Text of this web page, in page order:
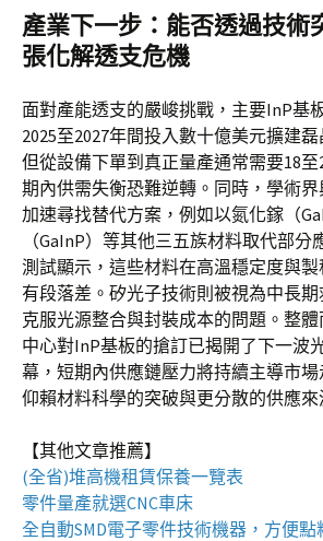
產業下一步：能否透過技術
張化解透支危機
面對產能透支的嚴峻挑戰，主要InP基
2025至2027年間投入數十億美元擴建
但從設備下單到真正量產通常需要18
期內供需失衡恐難逆轉。同時，學術
加速尋找替代方案，例如以氮化鎵（
（GaInP）等其他三五族材料取代部分
測試顯示，這些材料在高溫穩定度與
有段落差。矽光子技術則被視為中長
克服光源整合與封裝成本的問題。整
中心對InP基板的搶訂已揭開了下一波
幕，短期內供應鏈壓力將持續主導市
仰賴材料科學的突破與更分散的供應來
【其他文章推薦】
(全省)堆高機租賃保養一覽表
零件量產就選CNC車床
全自動SMD電子零件技術機器 ，方便